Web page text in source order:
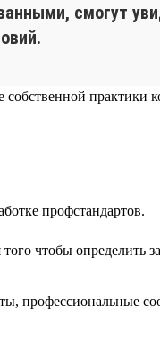
смогут
практики
профстандартов.
чтобы определить
профессиональные